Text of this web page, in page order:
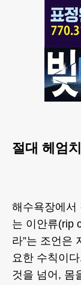
절대 헤엄
해수욕장에서
는 이안류(rip
라”는 조언은
요한 수칙이
것을 넘어, 몸